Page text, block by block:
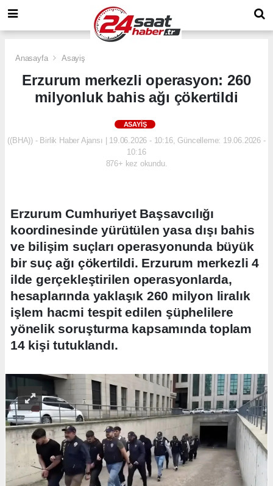
Anasayfa Asayiş
Erzurum merkezli operasyon: 260
milyonluk bahis ağı çökertildi
ASAYIŞ
((BHA)) - Birlik Haber Ajansı | 19.06.2026 - 10:16, Güncelleme: 19.06.2026 -
10:16
876+ kez okundu.
Erzurum Cumhuriyet Başsavcılığı
koordinesinde yürütülen yasa dışı bahis
ve bilişim suçları operasyonunda büyük
bir suç ağı çökertildi. Erzurum merkezli 4
ilde gerçekleştirilen operasyonlarda,
hesaplarında yaklaşık 260 milyon liralık
işlem hacmi tespit edilen şüphelilere
yönelik soruşturma kapsamında toplam
14 kişi tutuklandı.